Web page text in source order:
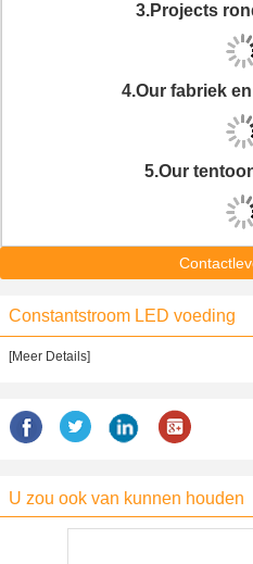
3.Projects
4.Our fabriek
5.Our
Constantstroom LED voeding
[Meer Details]
U zou ook van kunnen houden